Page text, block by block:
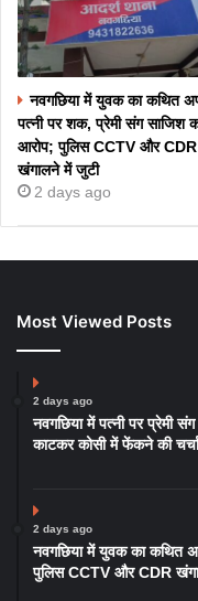
नवगछिया में युवक का कथित
पत्नी पर शक, प्रेमी संग साजिश
आरोप; पुलिस CCTV और CDR
खंगालने में जुटी
2 days ago
Most Viewed Posts
2 days ago
नवगछिया में पत्नी पर प्रेमी
काटकर कोसी में फेंकने की चर्चा
2 days ago
नवगछिया में युवक का कथित
पुलिस CCTV और CDR